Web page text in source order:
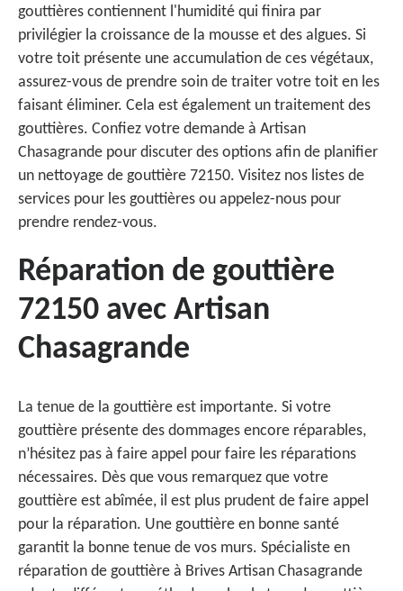
gouttières contiennent l'humidité qui finira par
privilégier la croissance de la mousse et des algues. Si
votre toit présente une accumulation de ces végétaux,
assurez-vous de prendre soin de traiter votre toit en les
faisant éliminer. Cela est également un traitement des
gouttières. Confiez votre demande à Artisan
Chasagrande pour discuter des options afin de planifier
un nettoyage de gouttière 72150. Visitez nos listes de
services pour les gouttières ou appelez-nous pour
prendre rendez-vous.
Réparation de gouttière
72150 avec Artisan
Chasagrande
La tenue de la gouttière est importante. Si votre
gouttière présente des dommages encore réparables,
n’hésitez pas à faire appel pour faire les réparations
nécessaires. Dès que vous remarquez que votre
gouttière est abîmée, il est plus prudent de faire appel
pour la réparation. Une gouttière en bonne santé
garantit la bonne tenue de vos murs. Spécialiste en
réparation de gouttière à Brives Artisan Chasagrande